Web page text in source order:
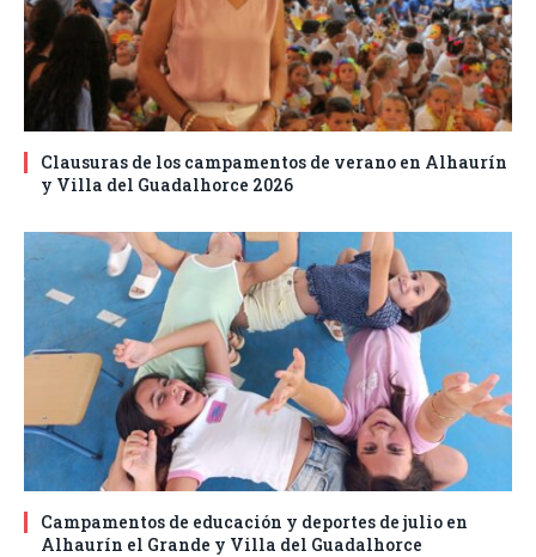
Clausuras de los campamentos de verano en Alhaurín
y Villa del Guadalhorce 2026
Campamentos de educación y deportes de julio en
Alhaurín el Grande y Villa del Guadalhorce